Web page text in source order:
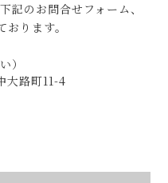
下記のお問合せフォーム、
ります。
）
大路町11-4